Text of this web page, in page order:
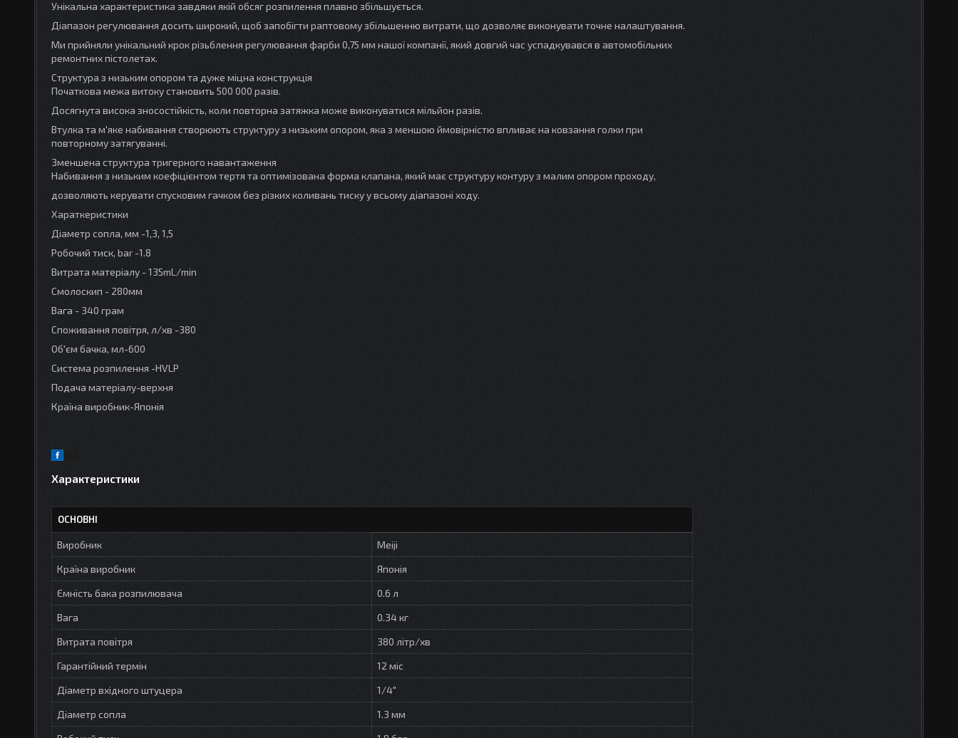
Унікальна характеристика завдяки якій обсяг розпилення плавно збільшується.
Діапазон регулювання досить широкий, щоб запобігти раптовому збільшенню витрати, що дозволяє виконувати точне налаштування.
Ми прийняли унікальний крок різьблення регулювання фарби 0,75 мм нашої компанії, який довгий час успадкувався в автомобільних
ремонтних пістолетах.
Структура з низьким опором та дуже міцна конструкція
Початкова межа витоку становить 500 000 разів.
Досягнута висока зносостійкість, коли повторна затяжка може виконуватися мільйон разів.
Втулка та м'яке набивання створюють структуру з низьким опором, яка з меншою ймовірністю впливає на ковзання голки при
повторному затягуванні.
Зменшена структура тригерного навантаження
Набивання з низьким коефіцієнтом тертя та оптимізована форма клапана, який має структуру контуру з малим опором проходу,
дозволяють керувати спусковим гачком без різких коливань тиску у всьому діапазоні ходу.
Хараткеристики
Діаметр сопла, мм -1,3, 1,5
Робочий тиск, bar -1.8
Витрата матеріалу - 135mL/min
Смолоскип - 280мм
Вага - 340 грам
Споживання повітря, л/хв -380
Об'єм бачка, мл-600
Система розпилення -HVLP
Подача матеріалу-верхня
Країна виробник-Японія
Характеристики
ОСНОВНІ
Виробник
Meiji
Країна виробник
Японія
Ємність бака розпилювача
0.6 л
Вага
0.34 кг
Витрата повітря
380 літр/хв
Гарантійний термін
12 міс
Діаметр вхідного штуцера
1/4"
Діаметр сопла
1.3 мм